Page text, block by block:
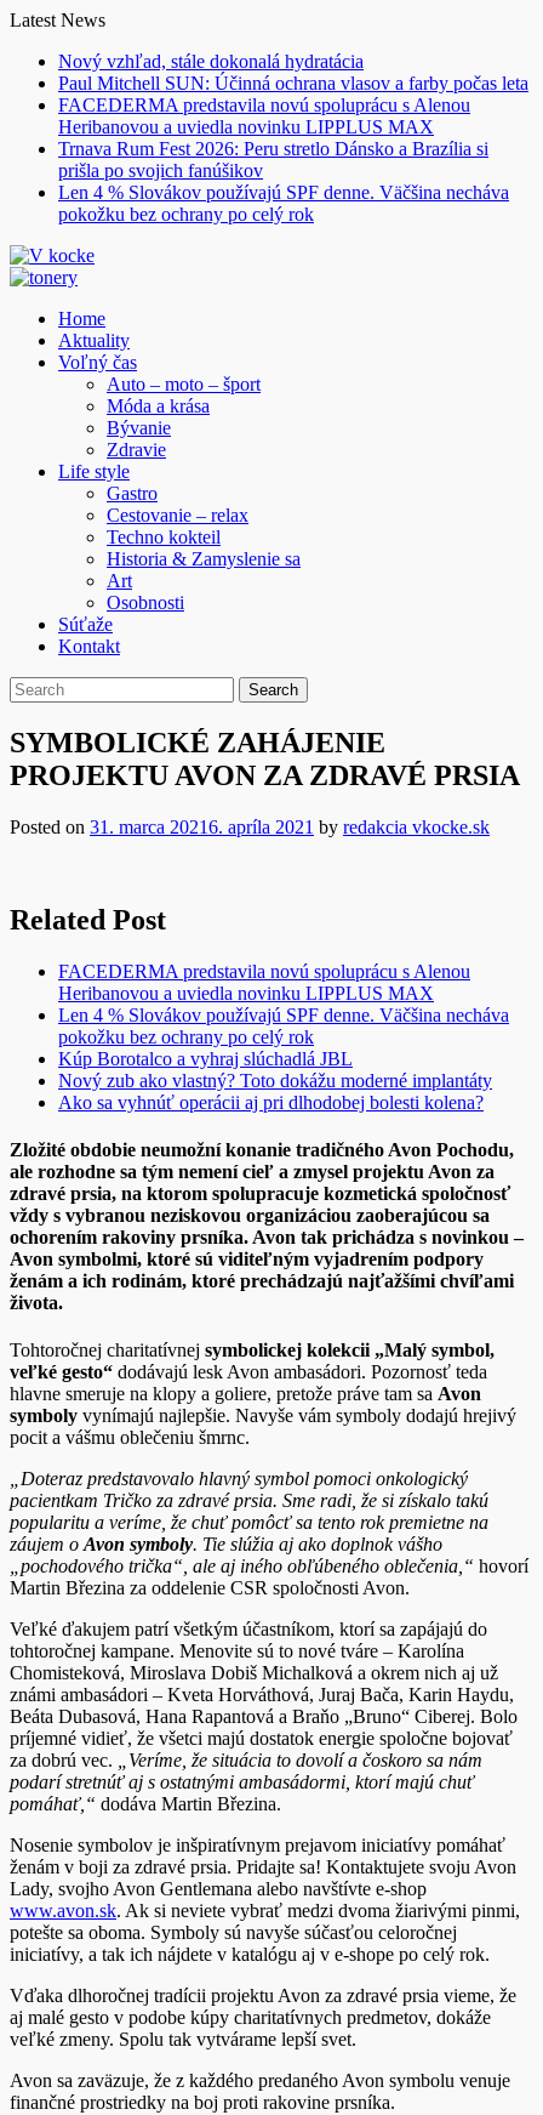
Skip
content
Latest News
Nový vzhľad, stále dokonalá hydratácia
Paul Mitchell SUN: Účinná ochrana vlasov a farby počas leta
FACEDERMA predstavila novú spoluprácu s Alenou
Heribanovou a uviedla novinku LIPPLUS MAX
Trnava Rum Fest 2026: Peru stretlo Dánsko a Brazília si
prišla po svojich fanúšikov
Len 4 % Slovákov používajú SPF denne. Väčšina necháva
pokožku bez ochrany po celý rok
Home
Aktuality
Voľný čas
Auto – moto – šport
Móda a krása
Bývanie
Zdravie
Life style
Gastro
Cestovanie – relax
Techno kokteil
Historia & Zamyslenie sa
Art
Osobnosti
Súťaže
Kontakt
SYMBOLICKÉ ZAHÁJENIE
PROJEKTU AVON ZA ZDRAVÉ PRSIA
Posted on 31. marca 20216. apríla 2021 by redakcia vkocke.sk
Related Post
FACEDERMA predstavila novú spoluprácu s Alenou
Heribanovou a uviedla novinku LIPPLUS MAX
Len 4 % Slovákov používajú SPF denne. Väčšina necháva
pokožku bez ochrany po celý rok
Kúp Borotalco a vyhraj slúchadlá JBL
Nový zub ako vlastný? Toto dokážu moderné implantáty
Ako sa vyhnúť operácii aj pri dlhodobej bolesti kolena?
Zložité obdobie neumožní konanie tradičného Avon Pochodu,
ale rozhodne sa tým nemení cieľ a zmysel projektu Avon za
zdravé prsia, na ktorom spolupracuje kozmetická spoločnosť
vždy s vybranou neziskovou organizáciou zaoberajúcou sa
ochorením rakoviny prsníka. Avon tak prichádza s novinkou –
Avon symbolmi, ktoré sú viditeľným vyjadrením podpory
ženám a ich rodinám, ktoré prechádzajú najťažšími chvíľami
života.
Tohtoročnej charitatívnej symbolickej kolekcii „Malý symbol,
veľké gesto“ dodávajú lesk Avon ambasádori. Pozornosť teda
hlavne smeruje na klopy a goliere, pretože práve tam sa Avon
symboly vynímajú najlepšie. Navyše vám symboly dodajú hrejivý
pocit a vášmu oblečeniu šmrnc.
„Doteraz predstavovalo hlavný symbol pomoci onkologický
pacientkam Tričko za zdravé prsia. Sme radi, že si získalo takú
popularitu a veríme, že chuť pomôcť sa tento rok premietne na
záujem o Avon symboly. Tie slúžia aj ako doplnok vášho
„pochodového trička“, ale aj iného obľúbeného oblečenia,“ hovorí
Martin Březina za oddelenie CSR spoločnosti Avon.
Veľké ďakujem patrí všetkým účastníkom, ktorí sa zapájajú do
tohtoročnej kampane. Menovite sú to nové tváre – Karolína
Chomisteková, Miroslava Dobiš Michalková a okrem nich aj už
známi ambasádori – Kveta Horváthová, Juraj Bača, Karin Haydu,
Beáta Dubasová, Hana Rapantová a Braňo „Bruno“ Ciberej. Bolo
príjemné vidieť, že všetci majú dostatok energie spoločne bojovať
za dobrú vec.
„Veríme, že situácia to dovolí a čoskoro sa nám
podarí stretnúť aj s ostatnými ambasádormi, ktorí majú chuť
pomáhať,“ dodáva Martin Březina.
Nosenie symbolov je inšpiratívnym prejavom iniciatívy pomáhať
ženám v boji za zdravé prsia. Pridajte sa! Kontaktujete svoju Avon
Lady, svojho Avon Gentlemana alebo navštívte e-shop
www.avon.sk. Ak si neviete vybrať medzi dvoma žiarivými pinmi,
potešte sa oboma. Symboly sú navyše súčasťou celoročnej
iniciatívy, a tak ich nájdete v katalógu aj v e-shope po celý rok.
Vďaka dlhoročnej tradícii projektu Avon za zdravé prsia vieme, že
aj malé gesto v podobe kúpy charitatívnych predmetov, dokáže
veľké zmeny. Spolu tak vytvárame lepší svet.
Avon sa zaväzuje, že z každého predaného Avon symbolu venuje
finančné prostriedky na boj proti rakovine prsníka.